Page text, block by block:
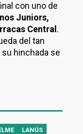
con uno de
Juniors,
Central .
del tan
hinchada se
LANÚS